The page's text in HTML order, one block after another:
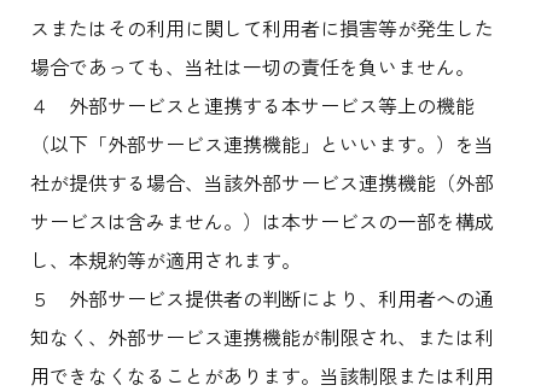
スまたはその利用に関して利用者に損害等が発生した
場合であっても、当社は一切の責任を負いません。
４ 外部サービスと連携する本サービス等上の機能
（以下「外部サービス連携機能」といいます。）を当
社が提供する場合、当該外部サービス連携機能（外部
サービスは含みません。）は本サービスの一部を構成
し、本規約等が適用されます。
５ 外部サービス提供者の判断により、利用者への通
知なく、外部サービス連携機能が制限され、または利
用できなくなることがあります。当該制限または利用